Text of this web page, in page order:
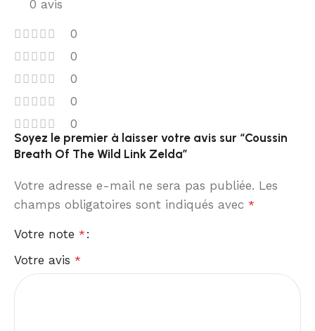
0 avis
0
0
0
0
0
Soyez le premier à laisser votre avis sur “Coussin
Breath Of The Wild Link Zelda”
Votre adresse e-mail ne sera pas publiée. Les
champs obligatoires sont indiqués avec *
Votre note *
Votre avis *